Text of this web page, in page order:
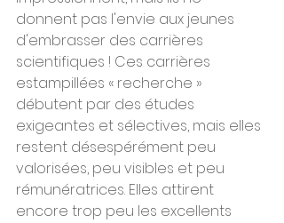
donnent pas l'envie aux jeunes
d'embrasser des carrières
scientifiques ! Ces carrières
estampillées « recherche »
débutent par des études
exigeantes et sélectives, mais elles
restent désespérément peu
valorisées, peu visibles et peu
rémunératrices. Elles attirent
encore trop peu les excellents